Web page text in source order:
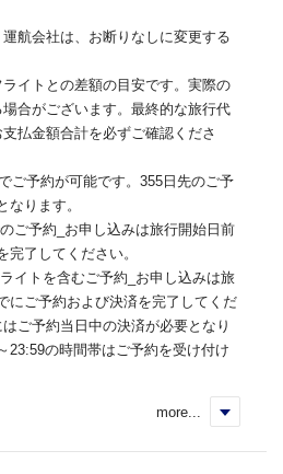
航会社は、お断りなしに変更する
イトとの差額の目安です。実際の
合がございます。最終的な旅行代
払金額合計を必ずご確認くださ
ご予約が可能です。355日先のご予
なります。
ご予約_お申し込みは旅行開始日前
完了してください。
イトを含むご予約_お申し込みは旅
にご予約および決済を完了してくだ
ご予約当日中の決済が必要となり
23:59の時間帯はご予約を受け付け
more...